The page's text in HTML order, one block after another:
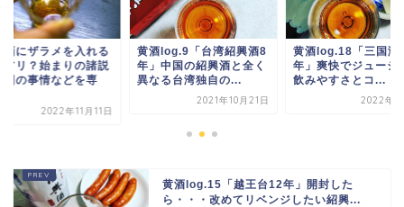
log.9「台湾紹興酒8
中国の紹興酒と全く
る台湾独自の...
黄酒log.18「三国演義18
年」爽快でジューシーな
飲みやすさとコ...
2022年4月5日
紹興酒にザラメを入
のはアリ？始まりの
や中国の事情などを
黄酒log.15「越王台12年」開封した
ら・・・改めてリベンジしたい紹興...